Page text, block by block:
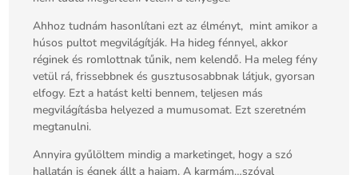
Ahhoz tudnám hasonlítani ezt az élményt, mint amikor a
húsos pultot megvilágítják. Ha hideg fénnyel, akkor
réginek és romlottnak tűnik, nem kelendő. Ha meleg fény
vetül rá, frissebbnek és gusztusosabbnak látjuk, gyorsan
elfogy. Ezt a hatást kelti bennem, teljesen más
megvilágításba helyezed a mumusomat. Ezt szeretném
megtanulni.
Annyira gyűlöltem mindig a marketinget, hogy a szó
hallatán is égnek állt a hajam. A karmám…szóval